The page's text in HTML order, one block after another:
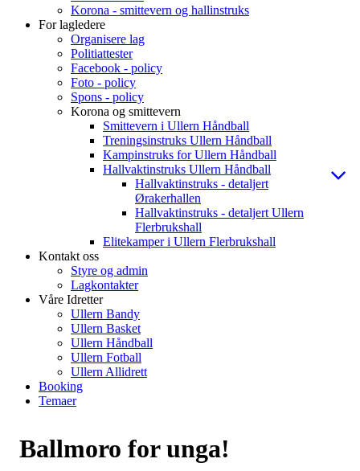
Korona - smittevern og hallinstruks
For lagledere
Organisere lag
Politiattester
Facebook - policy
Foto - policy
Spons - policy
Korona og smittevern
Smittevern i Ullern Håndball
Treningsinstruks Ullern Håndball
Kampinstruks for Ullern Håndball
Hallvaktinstruks Ullern Håndball
Hallvaktinstruks - detaljert
Ørakerhallen
Hallvaktinstruks - detaljert Ullern
Flerbrukshall
Elitekamper i Ullern Flerbrukshall
Kontakt oss
Styre og admin
Lagkontakter
Våre Idretter
Ullern Bandy
Ullern Basket
Ullern Håndball
Ullern Fotball
Ullern Allidrett
Booking
Temaer
Ballmoro for unga!